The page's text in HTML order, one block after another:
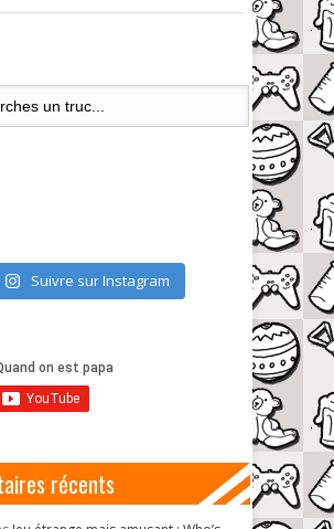
Suivre sur Instagram
récents